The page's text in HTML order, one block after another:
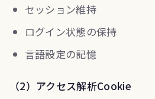
セッション維持
ログイン状態の保持
言語設定の記憶
（2）アクセス解析Cookie